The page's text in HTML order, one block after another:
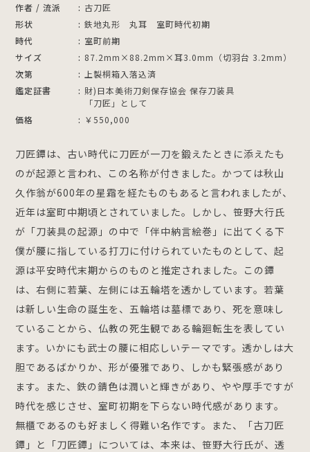
作者 / 流派
古刀匠
形状
鉄地丸形 丸耳 室町時代初期
時代
室町前期
サイズ
87.2mm×88.2mm×耳3.0mm（切羽台 3.2mm）
次第
上製桐箱入落込済
鑑定証書
財)日本美術刀剣保存協会 保存刀装具
「刀匠」として
価格
￥550,000
刀匠鐔は、古い時代に刀匠が一刀を鍛えたときに添えたも
のが起源と言われ、この名称が付きました。かつては秋山
久作翁が600年の星霜を経たものもあると言われましたが、
近年は室町中期頃とされていました。しかし、笹野大行氏
が「刀装具の起源」の中で「伴中納言絵巻」に出てくる下
僕が腰に指している打刀に付けられていたものとして、起
源は平安時代末期からのものと推定されました。この鐔
は、右側に若葉、左側には五輪塔を透かしています。若葉
は新しい生命の誕生を、五輪塔は墓標であり、死を意味し
ていることから、仏教の死生観である輪廻転生を表してい
ます。いかにも武士の腰に相応しいテーマです。透かしは大
胆であるばかりか、形が優雅であり、しかも緊張感があり
ます。また、鉄の錆色は潤いと輝きがあり、やや厚手ですが
時代を感じさせ、室町初期を下らない時代感があります。
無櫃であるのも好ましく得難い名作です。また、「古刀匠
鐔」と「刀匠鐔」については、本来は、笹野大行氏が、透